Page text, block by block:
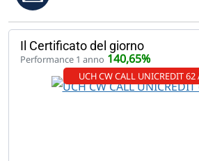
Il Certificato del giorno
Performance 1 anno 140,65%
UCH CW CALL UNICREDIT